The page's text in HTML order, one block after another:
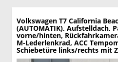
Volkswagen T7 California
(AUTOMATIK), Aufstelldach,
vorne/hinten,
M-Lederlenkrad, ACC
Schiebetüre links/rechts mit